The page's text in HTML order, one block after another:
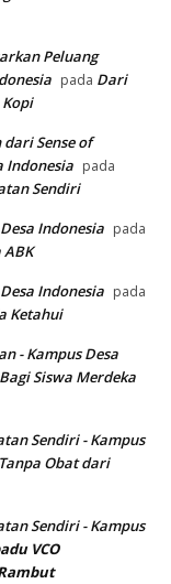
Peluang
pada Dari
Sense of
Indonesia pada
Sendiri
Indonesia pada
Indonesia pada
Ketahui
- Kampus Desa
Siswa Merdeka
Sendiri - Kampus
Obat dari
Sendiri - Kampus
VCO